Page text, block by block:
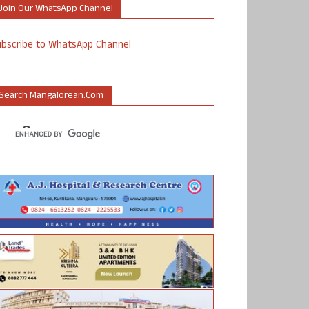
Our WhatsApp Channel
to WhatsApp Channel
Mangalorean.com